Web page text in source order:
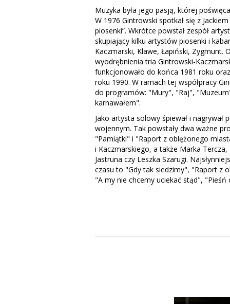
Muzyka była jego pasją, której
W 1976 Gintrowski spotkał się z
piosenki”. Wkrótce powstał zespół
skupiający kilku artystów piosenki i
Kaczmarski, Klawe, Łapiński, Zygmunt.
wyodrębnienia tria Gintrowski-
funkcjonowało do końca 1981 roku
roku 1990. W ramach tej współpracy
do programów: "Mury", "Raj",
karnawałem".
Jako artysta solowy śpiewał i nagrywał
wojennym. Tak powstały dwa ważne
"Pamiątki" i "Raport z oblężonego
i Kaczmarskiego, a także Marka
Jastruna czy Leszka Szarugi.
czasu to "Gdy tak siedzimy", "Raport z
"A my nie chcemy uciekać stąd", "Pieśń